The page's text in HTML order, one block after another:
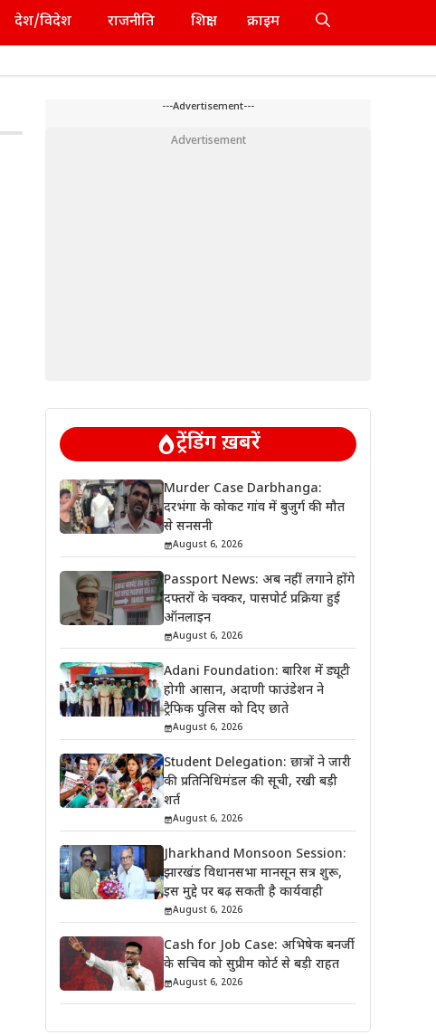
देश/विदेश राजनीति शिक्षा क्राइम
---Advertisement---
Advertisement
ट्रेंडिंग ख़बरें
Murder Case Darbhanga:
दरभंगा के कोकट गांव में बुजुर्ग की मौत
से सनसनी
August 6, 2026
Passport News: अब नहीं लगाने होंगे
दफ्तरों के चक्कर, पासपोर्ट प्रक्रिया हुई
ऑनलाइन
August 6, 2026
Adani Foundation: बारिश में ड्यूटी
होगी आसान, अदाणी फाउंडेशन ने
ट्रैफिक पुलिस को दिए छाते
August 6, 2026
Student Delegation: छात्रों ने जारी
की प्रतिनिधिमंडल की सूची, रखी बड़ी
शर्त
August 6, 2026
Jharkhand Monsoon Session:
झारखंड विधानसभा मानसून सत्र शुरू,
इस मुद्दे पर बढ़ सकती है कार्यवाही
August 6, 2026
Cash for Job Case: अभिषेक बनर्जी
के सचिव को सुप्रीम कोर्ट से बड़ी राहत
August 6, 2026